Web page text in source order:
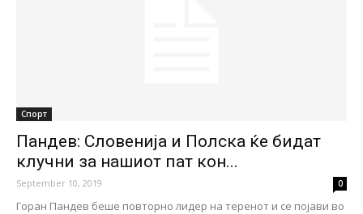
Спорт
Пандев: Словенија и Полска ќе бидат
клучни за нашиот пат кон...
September 10, 2019 0
Горан Пандев беше повторно лидер на теренот и се појави во